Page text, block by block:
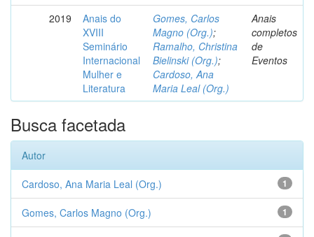
2019
Anais do
XVIII
Seminário
Internacional
Mulher e
Literatura
Gomes, Carlos
Magno (Org.);
Ramalho, Christina
Bielinski (Org.);
Cardoso, Ana
Maria Leal (Org.)
Anais
completos
de
Eventos
Busca facetada
Autor
1
Cardoso, Ana Maria Leal (Org.)
1
Gomes, Carlos Magno (Org.)